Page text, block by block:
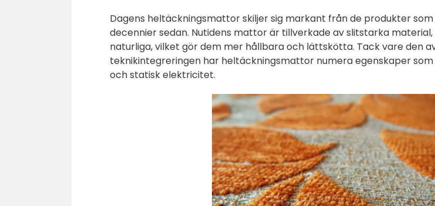
Dagens heltäckningsmattor skiljer sig markant från de produkter
decennier sedan. Nutidens mattor är tillverkade av slitstarka
naturliga, vilket gör dem mer hållbara och lättskötta. Tack vare den
teknikintegreringen har heltäckningsmattor numera egenskaper
och statisk elektricitet.